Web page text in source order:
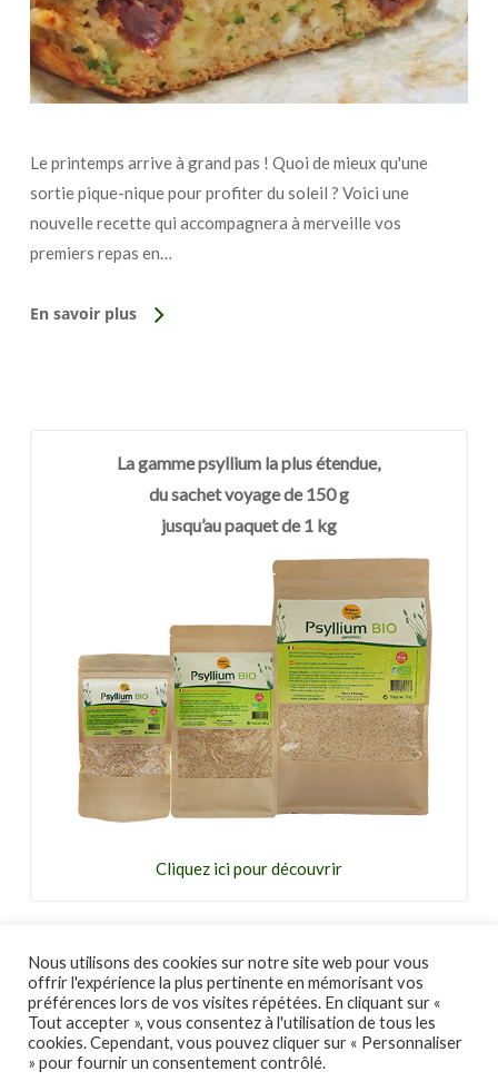
Le printemps arrive à grand pas ! Quoi de mieux qu'une
sortie pique-nique pour profiter du soleil ? Voici une
nouvelle recette qui accompagnera à merveille vos
premiers repas en…
En savoir plus
La gamme psyllium la plus étendue,
du sachet voyage de 150 g
jusqu’au paquet de 1 kg
Cliquez ici pour découvrir
twitter facebook youtube
Nous utilisons des cookies sur notre site web pour vous
offrir l'expérience la plus pertinente en mémorisant vos
préférences lors de vos visites répétées. En cliquant sur «
Tout accepter », vous consentez à l'utilisation de tous les
cookies. Cependant, vous pouvez cliquer sur « Personnaliser
» pour fournir un consentement contrôlé.